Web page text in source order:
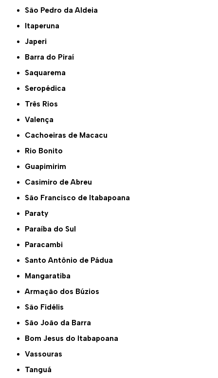
São Pedro da Aldeia
Itaperuna
Japeri
Barra do Piraí
Saquarema
Seropédica
Três Rios
Valença
Cachoeiras de Macacu
Rio Bonito
Guapimirim
Casimiro de Abreu
São Francisco de Itabapoana
Paraty
Paraíba do Sul
Paracambi
Santo Antônio de Pádua
Mangaratiba
Armação dos Búzios
São Fidélis
São João da Barra
Bom Jesus do Itabapoana
Vassouras
Tanguá